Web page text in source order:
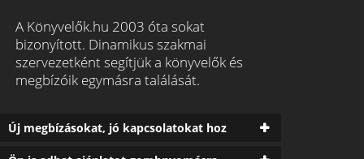
A Könyvelők.hu 2003 óta sokat
bizonyított. Dinamikus szakmai
szervezetként segítjük a könyvelők és
megbízóik egymásra találását.
Új megbízásokat, jó kapcsolatokat hoz